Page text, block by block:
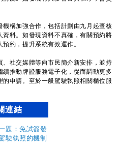
構加強合作，包括計劃由九月起查核
料。如發現資料不真確，有關預約將
約，提升系統有效運作。
社交媒體等向市民簡介新安排，並持
推動牌證服務電子化，從而調動更多
申請。至於一般駕駛執照相關櫃位服
連結
題：免試簽發
駛執照的機制